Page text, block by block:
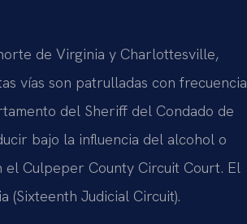
de Virginia y Charlottesville,
vías son patrulladas con frecuencia
del Sheriff del Condado de
bajo la influencia del alcohol o
Culpeper County Circuit Court. El
Judicial Circuit).